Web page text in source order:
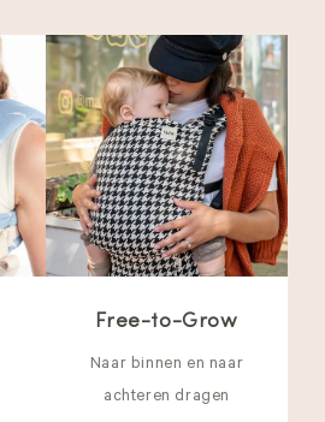
Free-to-Grow
Naar binnen en naar
achteren dragen